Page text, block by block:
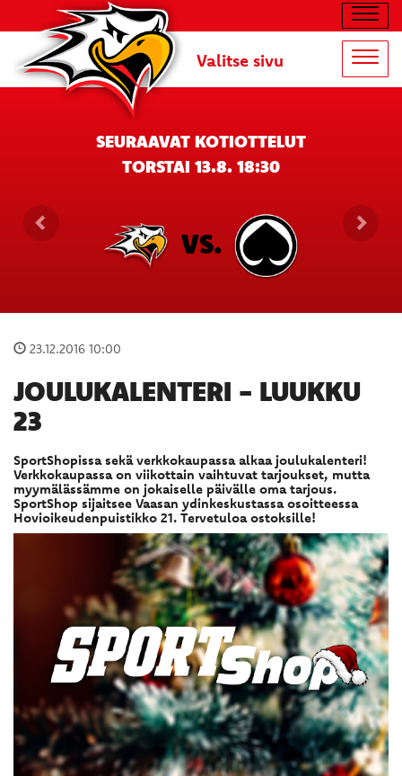
Valitse sivu
SEURAAVAT KOTIOTTELUT
TORSTAI 13.8. 18:30
VS.
23.12.2016 10:00
JOULUKALENTERI - LUUKKU
23
SportShopissa sekä verkkokaupassa alkaa joulukalenteri!
Verkkokaupassa on viikottain vaihtuvat tarjoukset, mutta
myymälässämme on jokaiselle päivälle oma tarjous.
SportShop sijaitsee Vaasan ydinkeskustassa osoitteessa
Hovioikeudenpuistikko 21. Tervetuloa ostoksille!